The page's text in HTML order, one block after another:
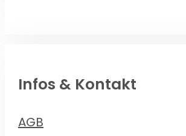
Infos & Kontakt
AGB